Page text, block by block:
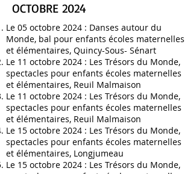
OCTOBRE 2024
Le 05 octobre 2024 : Danses autour du
Monde, bal pour enfants écoles maternelles
et élémentaires, Quincy-Sous- Sénart
Le 11 octobre 2024 : Les Trésors du Monde,
spectacles pour enfants écoles maternelles
et élémentaires, Reuil Malmaison
Le 11 octobre 2024 : Les Trésors du Monde,
spectacles pour enfants écoles maternelles
et élémentaires, Reuil Malmaison
Le 15 octobre 2024 : Les Trésors du Monde,
spectacles pour enfants écoles maternelles
et élémentaires, Longjumeau
Le 15 octobre 2024 : Les Trésors du Monde,